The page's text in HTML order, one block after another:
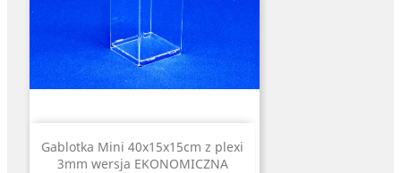
Gablotka Mini 40x15x15cm z plexi
3mm wersja EKONOMICZNA